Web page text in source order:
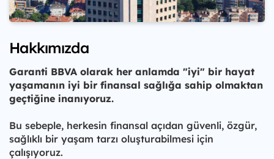
Hakkımızda
Garanti BBVA olarak her anlamda "iyi" bir hayat
yaşamanın iyi bir finansal sağlığa sahip olmaktan
geçtiğine inanıyoruz.
Bu sebeple, herkesin finansal açıdan güvenli, özgür,
sağlıklı bir yaşam tarzı oluşturabilmesi için
çalışıyoruz.